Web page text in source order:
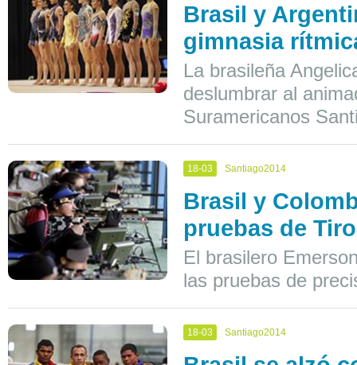
Brasil y
gimnasia
La brasileña
deslumbrar al
Suramericanos
18-03 Santiago2014
Brasil y
pruebas de
El brasilero
las pruebas de
18-03 Santiago2014